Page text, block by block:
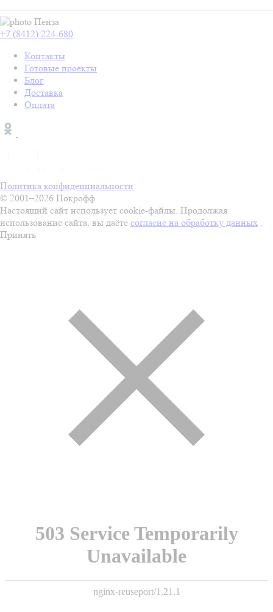
Пенза
+7 (8412) 224-680
Контакты
Готовые проекты
Блог
Доставка
Оплата
Политика конфиденциальности
© 2001–2026 Покрофф
Настоящий сайт использует cookie-файлы. Продолжая
использование сайта, вы даёте согласие на обработку данных .
Принять